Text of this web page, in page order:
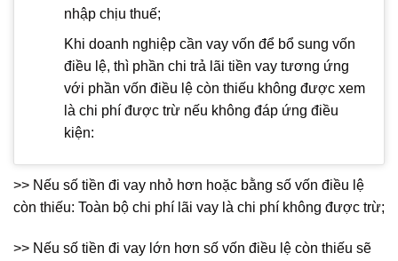
nhập chịu thuế;
Khi doanh nghiệp cần vay vốn để bổ sung vốn
điều lệ, thì phần chi trả lãi tiền vay tương ứng
với phần vốn điều lệ còn thiếu không được xem
là chi phí được trừ nếu không đáp ứng điều
kiện:
>> Nếu số tiền đi vay nhỏ hơn hoặc bằng số vốn điều lệ
còn thiếu: Toàn bộ chi phí lãi vay là chi phí không được trừ;
>> Nếu số tiền đi vay lớn hơn số vốn điều lệ còn thiếu sẽ